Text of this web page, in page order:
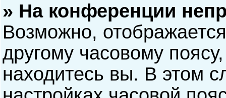
» На конференции
Возможно,
другому часовому
находитесь вы. В этом